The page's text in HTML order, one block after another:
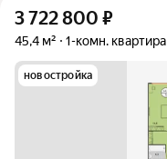
3 722 800 ₽
45,4 м² 1-комн. квартира
новостройка